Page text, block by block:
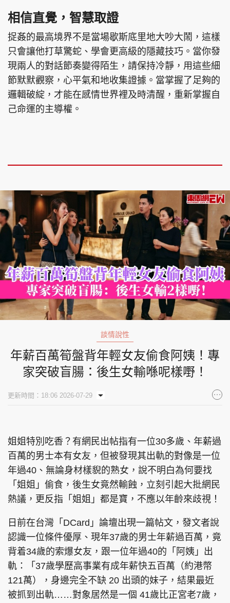
相信直覺，智慧取證
捉姦的最高境界不是當場歇斯底里地大吵大鬧，這樣
只會讓他打草驚蛇、學會更高級的隱藏技巧。當你發
現兩人的對話節奏變得陌生，請保持冷靜，用這些細
節默默觀察，心平氣和地收集證據。當掌握了足夠的
邏輯破綻，才能在感情世界裡及時清醒，重新掌握自
己命運的主導權。
談情說性
年薪百萬筍盤背年輕女友偷食阿姨！專
家突破盲腸：後生女輸喺呢樣嘢！
更新時間：18:06 2026-07-29
姐姐特別吃香？有網民出帖指有一位30多歲、年薪過
百萬的男士本有女友，但被發現其出軌的對像是一位
年過40、無論身材樣貎的熟女，說不明白為何要找
「姐姐」偷食，後生女竟然輸蝕，立刻引起大批網民
熱議，更反指「姐姐」都是寶，不應以年齡來歧視！
日前在台灣「DCard」論壇出現一篇帖文，發文者說
認識一位條件優厚、現年37歲的男士年薪過百萬，竟
背着34歲的索爆女友，跟一位年過40的「阿姨」出
軌：「37歲學歷高事業有成年薪快五百萬（約港幣
121萬），身邊完全不缺 20 出頭的妹子，結果最近
被抓到出軌……對象居然是一個 41歲比正宮老7歲，